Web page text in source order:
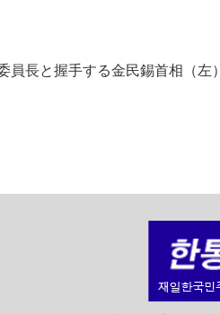
長と握手する金民錫首相（左）